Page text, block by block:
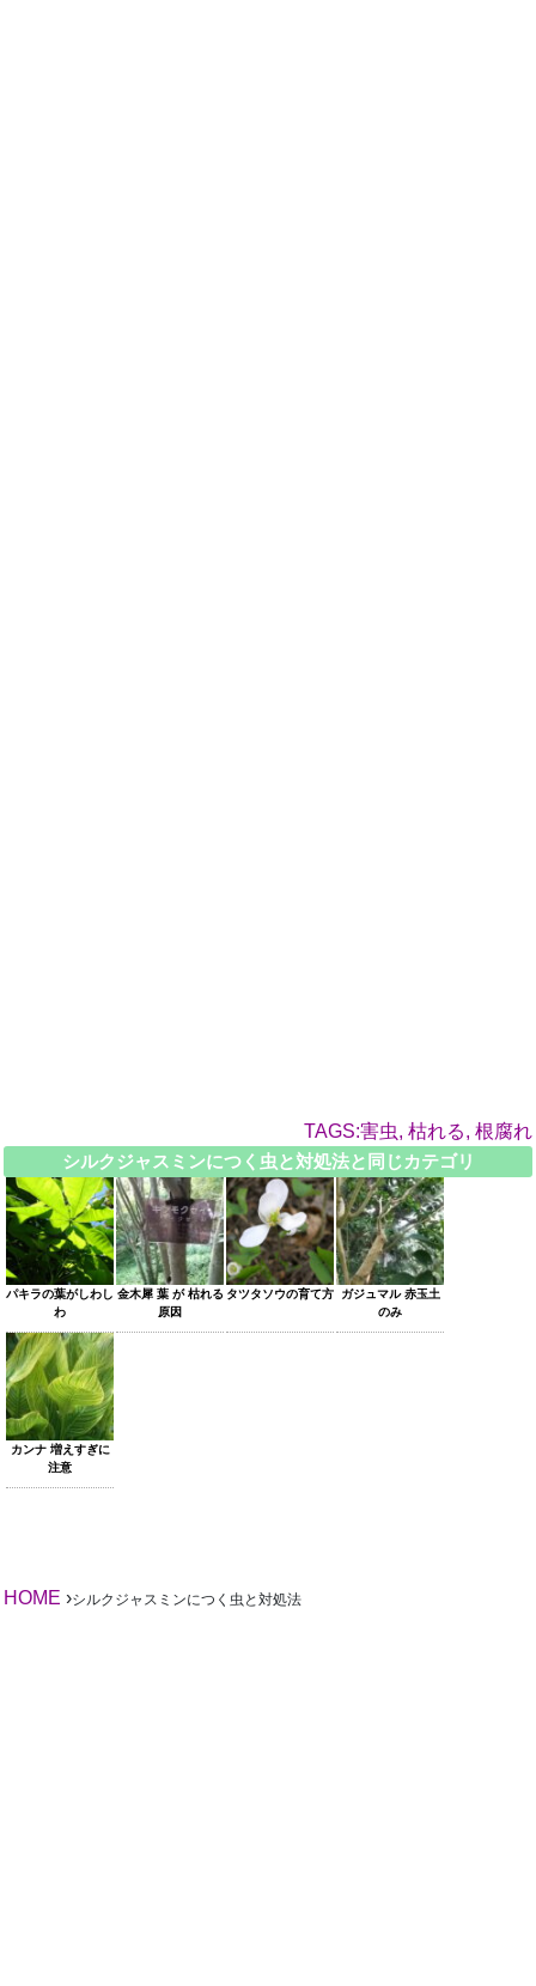
TAGS:害虫, 枯れる, 根腐れ
シルクジャスミンにつく虫と対処法と同じカテゴリ
パキラの葉がしわし
わ
金木犀 葉 が 枯れる
原因
タツタソウの育て方
ガジュマル 赤玉土
のみ
カンナ 増えすぎに
注意
HOME ›シルクジャスミンにつく虫と対処法